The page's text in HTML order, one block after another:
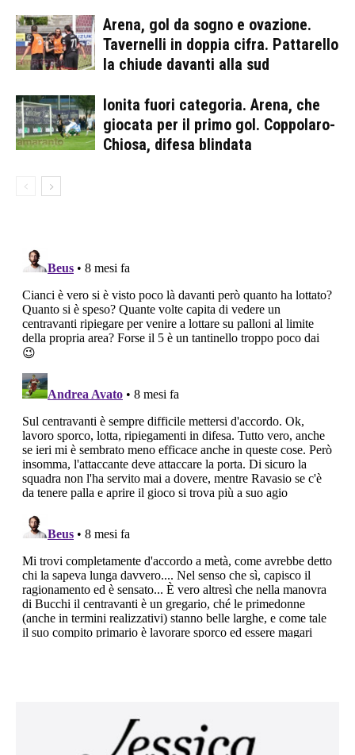
Arena, gol da sogno e ovazione.
Tavernelli in doppia cifra. Pattarello
la chiude davanti alla sud
Ionita fuori categoria. Arena, che
giocata per il primo gol. Coppolaro-
Chiosa, difesa blindata